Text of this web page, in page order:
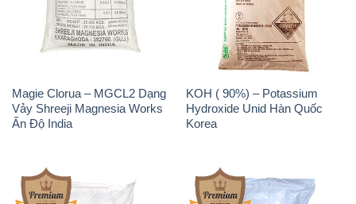
Magie Clorua – MGCL2 Dạng
Vảy Shreeji Magnesia Works
Ấn Độ India
KOH ( 90%) – Potassium
Hydroxide Unid Hàn Quốc
Korea